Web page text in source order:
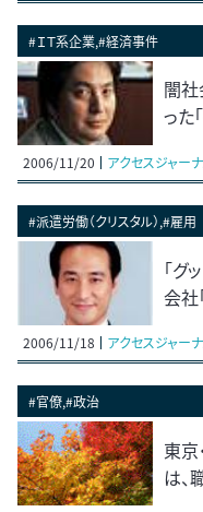
#ＩＴ系企業,#経済事件
闇
った
2006/11/20 アクセスジャー
#派遣労働（クリスタル）,#雇用
「グ
会社
2006/11/18 アクセスジャー
#官僚,#政治
東
は、